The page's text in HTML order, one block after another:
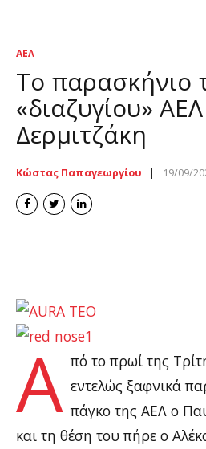
ΑΕΛ
Το παρασκήνιο
«διαζυγίου»
Δερμιτζάκη
Κώστας Παπαγεωργίου 19/09/
Α πό το πρωί της
εντελώς ξαφνικά
πάγκο της ΑΕΛ ο
και τη θέση του πήρε ο